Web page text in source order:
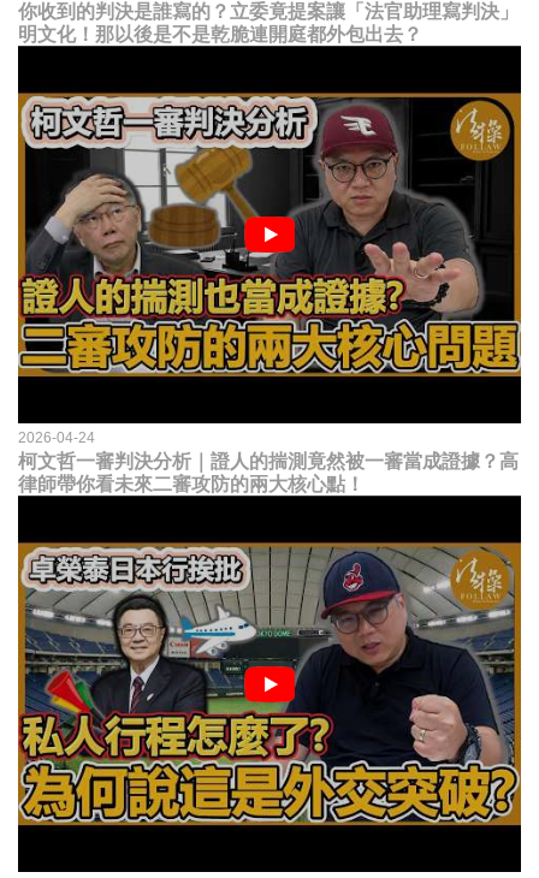
你收到的判決是誰寫的？立委竟提案讓「法官助理寫判決」
明文化！那以後是不是乾脆連開庭都外包出去？
2026-04-24
柯文哲一審判決分析｜證人的揣測竟然被一審當成證據？高
律師帶你看未來二審攻防的兩大核心點！